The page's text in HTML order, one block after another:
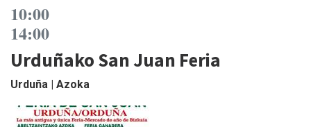
10:00
14:00
Urduñako San Juan Feria
Urduña | Azoka